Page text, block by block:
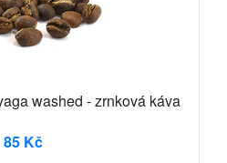
washed - zrnková káva
85 Kč